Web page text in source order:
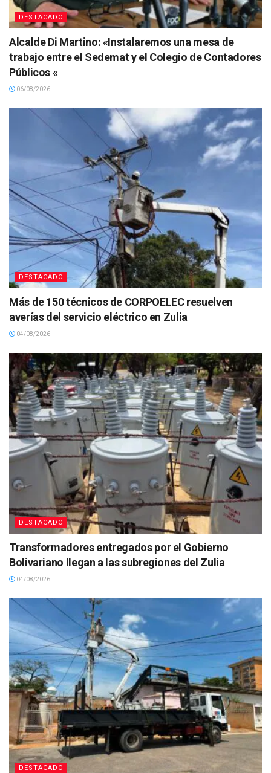
DESTACADO
Alcalde Di Martino: «Instalaremos una mesa de
trabajo entre el Sedemat y el Colegio de Contadores
Públicos «
06/08/2026
DESTACADO
Más de 150 técnicos de CORPOELEC resuelven
averías del servicio eléctrico en Zulia
04/08/2026
DESTACADO
Transformadores entregados por el Gobierno
Bolivariano llegan a las subregiones del Zulia
04/08/2026
DESTACADO